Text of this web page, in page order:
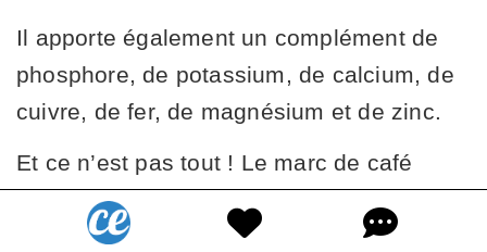
Il apporte également un complément de
phosphore, de potassium, de calcium, de
cuivre, de fer, de magnésium et de zinc.
Et ce n’est pas tout ! Le marc de café
contribue à maintenir le niveau de pH
idéal pour les tomates.